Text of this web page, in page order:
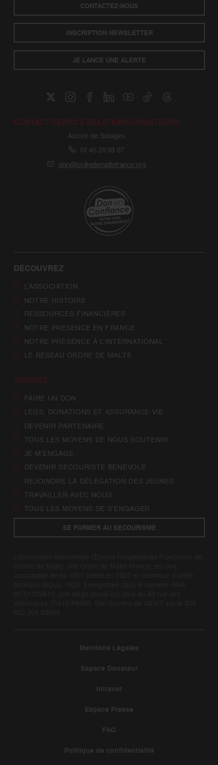
CONTACTEZ-NOUS
INSCRIPTION NEWSLETTER
JE LANCE UNE ALERTE
CONTACT SERVICE RELATIONS DONATEURS
Aurore de Solages
01 45 20 93 07
don@ordredemaltefrance.org
DÉCOUVREZ
L’ASSOCIATION
NOTRE HISTOIRE
RESSOURCES FINANCIÈRES
NOTRE PRÉSENCE EN FRANCE
NOTRE PRÉSENCE À L’INTERNATIONAL
LE RÉSEAU ORDRE DE MALTE
AGISSEZ
FAIRE UN DON
LEGS, DONATIONS ET ASSURANCE-VIE
DEVENIR PARTENAIRE
TOUS LES MOYENS DE NOUS SOUTENIR
JE M’ENGAGE
DEVENIR SECOURISTE BÉNÉVOLE
REJOINDRE LA DÉLÉGATION DES JEUNES
TRAVAILLER AVEC NOUS
TOUS LES MOYENS DE S’ENGAGER
SE FORMER AU SECOURISME
Mentions Légales
Espace Donateur
Intranet
Espace Presse
FAQ
Politique de confidentialité